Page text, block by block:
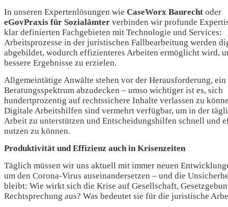
In unseren Expertenlösungen wie CaseWorx Baurecht oder
eGovPraxis für Sozialämter verbinden wir profunde
klar definierten Fachgebieten mit Technologie und Services:
Arbeitsprozesse in der juristischen Fallbearbeitung werden
abgebildet, wodurch effizienteres Arbeiten ermöglicht wird,
bessere Ergebnisse zu erzielen.
Allgemeintätige Anwälte stehen vor der Herausforderung, ein
Beratungsspektrum abzudecken – umso wichtiger ist es, sich
hundertprozentig auf rechtssichere Inhalte verlassen zu
Digitale Arbeitshilfen sind vermehrt verfügbar, um in der
Arbeit zu unterstützen und Entscheidungshilfen schnell und
nutzen zu können.
Produktivität und Effizienz auch in Krisenzeiten
Täglich müssen wir uns aktuell mit immer neuen
um den Corona-Virus auseinandersetzen – und die
bleibt: Wie wirkt sich die Krise auf Gesellschaft,
Rechtsprechung aus? Was bedeutet sie für die juristische